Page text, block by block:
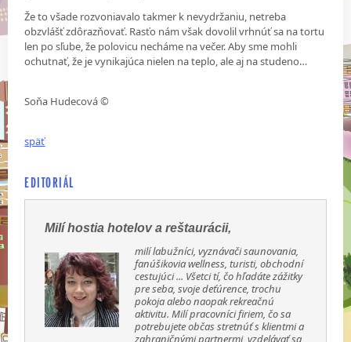
Že to všade rozvoniavalo takmer k nevydržaniu, netreba
obzvlášť zdôrazňovať. Rasťo nám však dovolil vrhnúť sa na tortu
len po sľube, že polovicu necháme na večer. Aby sme mohli
ochutnať, že je vynikajúca nielen na teplo, ale aj na studeno…
Soňa Hudecová ©
späť
EDITORIÁL
Milí hostia hotelov a reštaurácii,
milí labužníci, vyznávači saunovania,
fanúšikovia wellness, turisti, obchodní
cestujúci ... Všetci tí, čo hľadáte zážitky
pre seba, svoje deťúrence, trochu
pokoja alebo naopak rekreačnú
aktivitu. Milí pracovníci firiem, čo sa
potrebujete občas stretnúť s klientmi a
zahraničnými partnermi, vzdelávať sa